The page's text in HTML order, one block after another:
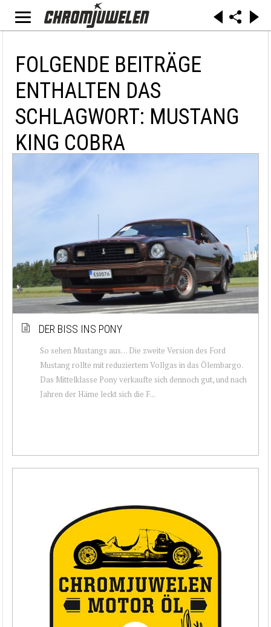
FOLGENDE BEITRÄGE
ENTHALTEN DAS
SCHLAGWORT: MUSTANG
KING COBRA
DER BISS INS PONY
So sehen Mustangs aus… Die zweite Version des Ford
Mustang rollte mit reduziertem Vollgas in das Ölembargo.
Das Mittelklasse Pony verkaufte sich dennoch gut, und nach
Jahren der Häme leckt sich die F...